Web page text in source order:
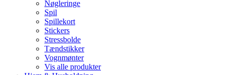
Nøgleringe
Spil
Spillekort
Stickers
Stressbolde
Tændstikker
Vognmønter
Vis alle produkter